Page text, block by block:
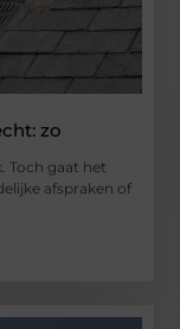
zo
Toch gaat het
afspraken of